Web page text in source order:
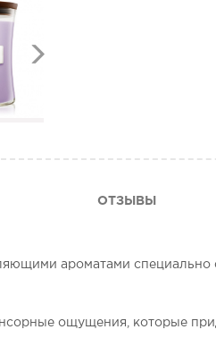
ОТЗЫВЫ
ароматами
ощущения, которые